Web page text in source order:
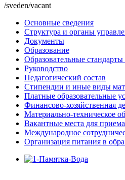
/sveden/vacant
Основные сведения
Структура и органы
Документы
Образование
Образовательные
Руководство
Педагогический состав
Стипендии и иные виды
Платные образовательные
Финансово-хозяйственная
Материально-техническое
Вакантные места для
Международное
Организация питания в